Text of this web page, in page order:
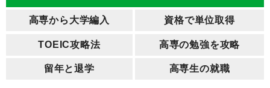
高専から大学編入 資格で単位取得
TOEIC攻略法 高専の勉強を攻略
留年と退学 高専生の就職